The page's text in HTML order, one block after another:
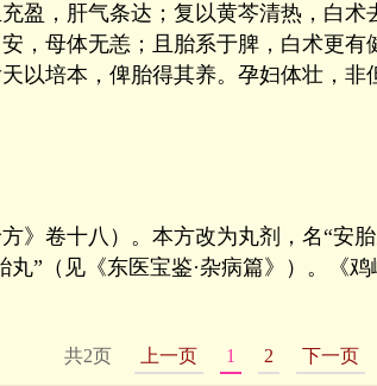
盈，肝气条达；复以黄芩清热，白术
，母体无恙；且胎系于脾，白术更有
以培本，俾胎得其养。孕妇体壮，非
》卷十八）。本方改为丸剂，名“安
丸”（见《东医宝鉴·杂病篇》）。《
共2页 上一页 1 2 下一页